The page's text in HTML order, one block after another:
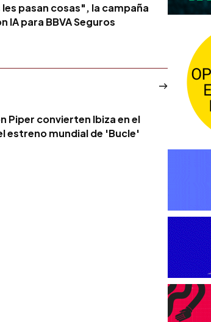
les pasan cosas", la campaña
IA para BBVA Seguros
Piper convierten Ibiza en el
estreno mundial de 'Bucle'